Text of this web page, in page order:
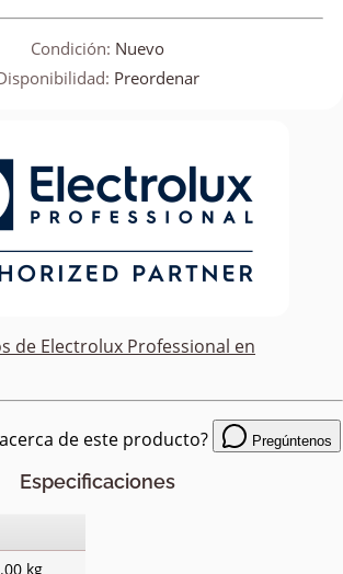
Condición: Nuevo
Preordenar
de Electrolux Professional en
de este producto? Pregúntenos
Especificaciones
kg